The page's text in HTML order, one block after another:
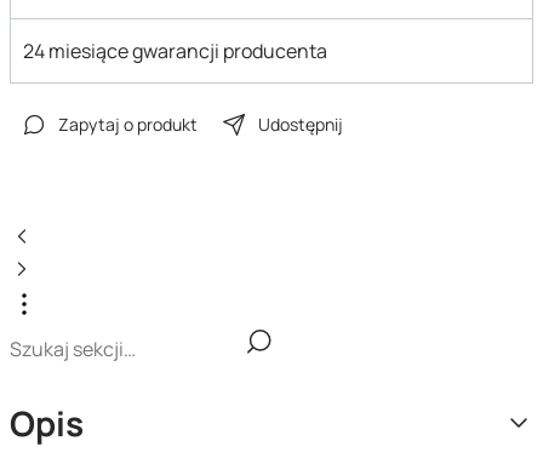
24 miesiące gwarancji producenta
Zapytaj o produkt Udostępnij
Opis